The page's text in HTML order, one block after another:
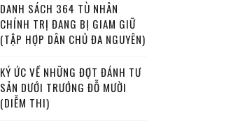
DANH SÁCH 364 TÙ NHÂN
CHÍNH TRỊ ĐANG BỊ GIAM GIỮ
(TẬP HỢP DÂN CHỦ ĐA NGUYÊN)
KÝ ỨC VỀ NHỮNG ĐỢT ĐÁNH TƯ
SẢN DƯỚI TRƯỚNG ĐỖ MƯỜI
(DIỄM THI)